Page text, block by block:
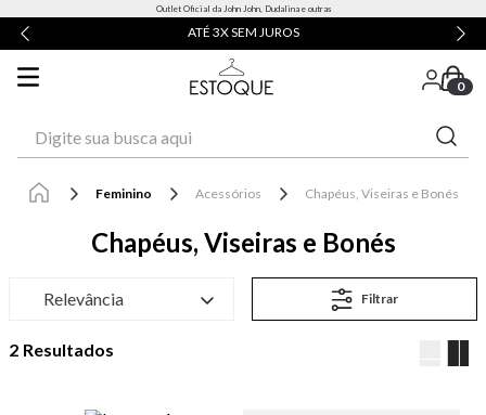
Outlet Oficial da John John, Dudalina e outras
ATÉ 3X SEM JUROS
0
Feminino Acessórios Chapéus, Viseiras e Bonés
Chapéus, Viseiras e Bonés
Relevância Filtrar
2